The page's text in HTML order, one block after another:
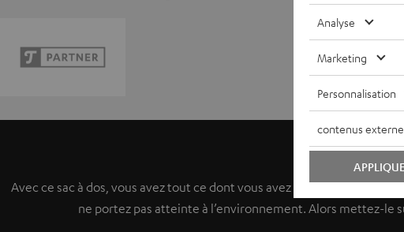
Avec ce sac à dos, vous avez tout ce dont vous avez besoins et
ne portez pas atteinte à l’environnement. Alors mettez-le
Analyse
Marketing
Personnalisation
contenus